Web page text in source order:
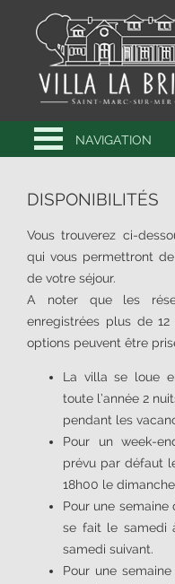
NAVIGATION
DISPONIBILITÉS
Vous trouverez ci-
qui vous permettront
de votre séjour.
A noter que les
enregistrées plus de 12
options peuvent être
La villa se loue
toute l’année 2
pendant les
Pour un week-
prévu par défaut
18h00 le
Pour une
se fait le samedi
samedi suivant.
Pour une